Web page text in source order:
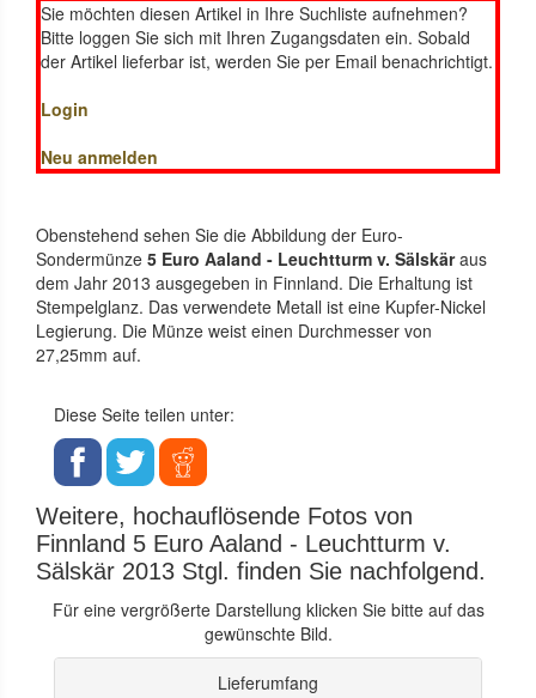
Sie möchten diesen Artikel in Ihre Suchliste aufnehmen?
Bitte loggen Sie sich mit Ihren Zugangsdaten ein. Sobald
der Artikel lieferbar ist, werden Sie per Email benachrichtigt.
Login
Neu anmelden
Obenstehend sehen Sie die Abbildung der Euro-
Sondermünze 5 Euro Aaland - Leuchtturm v. Sälskäraus
dem Jahr 2013 ausgegeben in Finnland. Die Erhaltung ist
Stempelglanz. Das verwendete Metall ist eine Kupfer-Nickel
Legierung. Die Münze weist einen Durchmesser von
27,25mm auf.
Diese Seite teilen unter:
Weitere, hochauflösende Fotos von
Finnland 5 Euro Aaland - Leuchtturm v.
Sälskär 2013 Stgl. finden Sie nachfolgend.
Für eine vergrößerte Darstellung klicken Sie bitte auf das
gewünschte Bild.
Lieferumfang